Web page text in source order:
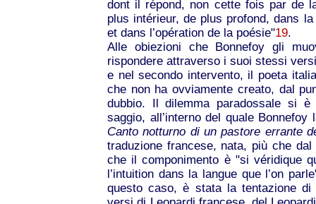
dont il répond, non cette fois par de
plus intérieur, de plus profond, dans
et dans l’opération de la poésie"19.
Alle obiezioni che Bonnefoy gli
rispondere attraverso i suoi stessi
e nel secondo intervento, il poeta
che non ha ovviamente creato, dal
dubbio. Il dilemma paradossale si
saggio, all’interno del quale
Canto notturno di un pastore errante
traduzione francese, nata, più che
che il componimento è "si véridique
l’intuition dans la langue que l’on
questo caso, è stata la tentazione